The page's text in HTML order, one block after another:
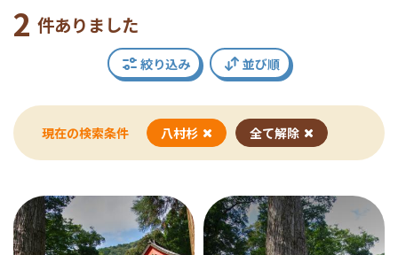
2 件ありました
絞り込み 並び順
現在の検索条件 八村杉 全て解除